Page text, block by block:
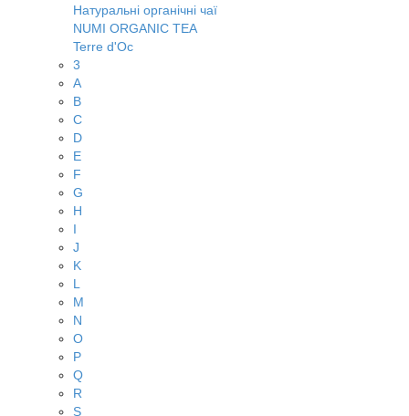
Натуральні органічні чаї
NUMI ORGANIC TEA
Terre d'Oc
3
A
B
C
D
E
F
G
H
I
J
K
L
M
N
O
P
Q
R
S